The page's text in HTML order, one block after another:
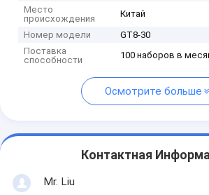
Место
происхождения
Китай
Номер модели
GT8-30
Поставка
способности
100 наборов в
Осмотрите больше
Контактная
Mr. Liu